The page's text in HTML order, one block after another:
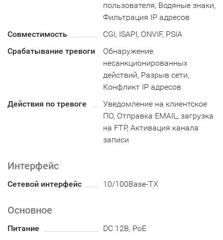
пользователя, Водяные знаки,
Фильтрация IP адресов
Совместимость
CGI, ISAPI, ONVIF, PSIA
Срабатывание тревоги
Обнаружение
несанкционированных
действий, Разрыв сети,
Конфликт IP адресов
Действия по тревоге
Уведомление на клиентское
ПО, Отправка EMAIL, загрузка
на FTP, Активация канала
записи
Интерфейс
Сетевой интерфейс 10/100Base-TX
Основное
Питание
DC 12В, PoE